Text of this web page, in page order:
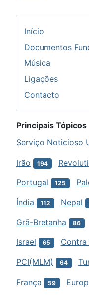
Início
Documentos
Música
Ligações
Contacto
Principais Tópicos
Serviço Noticioso
Irão 194
Portugal 125
Índia 112 Nepal
Grã-Bretanha 86
Israel 65 Contra
PCI(MLM) 64
França 59